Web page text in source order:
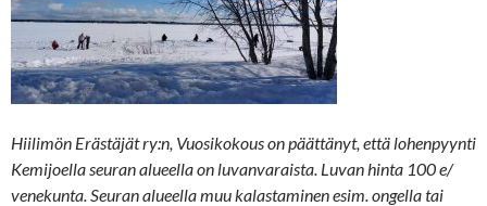
Hiilimön Erästäjät ry:n, Vuosikokous on päättänyt, että lohenpyynti
Kemijoella seuran alueella on luvanvaraista. Luvan hinta 100 e/
venekunta. Seuran alueella muu kalastaminen esim. ongella tai